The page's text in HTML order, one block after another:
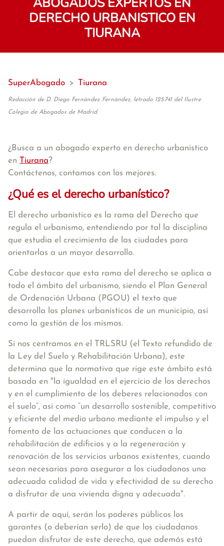
DERECHO URBANISTICO EN
TIURANA
SuperAbogado > Tiurana
Redacción de D. Diego Fernández Fernández, letrado 125.741 del Ilustre
Colegio de Abogados de Madrid.
¿Busca a un abogado experto en derecho urbanístico
en Tiurana?
Contáctenos, contamos con los mejores.
¿Qué es el derecho urbanístico?
El derecho urbanistico es la rama del Derecho que
regula el urbanismo, entendiendo por tal la disciplina
que estudia el crecimiento de las ciudades para
orientarlas a un mayor desarrollo.
Cabe destacar que esta rama del derecho se aplica a
todo el ámbito del urbanismo, siendo el Plan General
de Ordenación Urbana (PGOU) el texto que
desarrolla los planes urbanísticos de un municipio, así
como la gestión de los mismos.
Si nos centramos en el TRLSRU (el Texto refundido de
la Ley del Suelo y Rehabilitación Urbana), este
determina que la normativa que rige este ámbito está
basada en "la igualdad en el ejercicio de los derechos
y en el cumplimiento de los deberes relacionados con
el suelo”, así como “un desarrollo sostenible, competitivo
y eficiente del medio urbano mediante el impulso y el
fomento de las actuaciones que conducen a la
rehabilitación de edificios y a la regeneración y
renovación de los servicios urbanos existentes, cuando
sean necesarias para asegurar a los ciudadanos una
adecuada calidad de vida y efectividad de su derecho
a disfrutar de una vivienda digna y adecuada".
A partir de aquí, serán los poderes públicos los
garantes (o deberían serlo) de que los ciudadanos
puedan disfrutar de este derecho, que además está